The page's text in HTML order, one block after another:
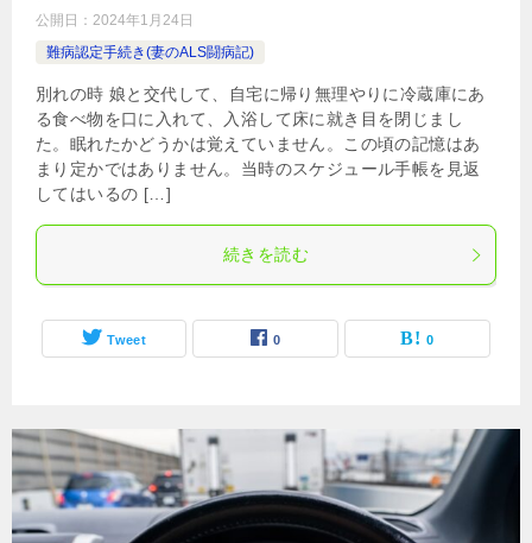
公開日： 2024年1月24日
難病認定手続き(妻のALS闘病記)
別れの時 娘と交代して、自宅に帰り無理やりに冷蔵庫にあ
る食べ物を口に入れて、入浴して床に就き目を閉じまし
た。眠れたかどうかは覚えていません。この頃の記憶はあ
まり定かではありません。当時のスケジュール手帳を見返
してはいるの […]
続きを読む
Tweet 0 0